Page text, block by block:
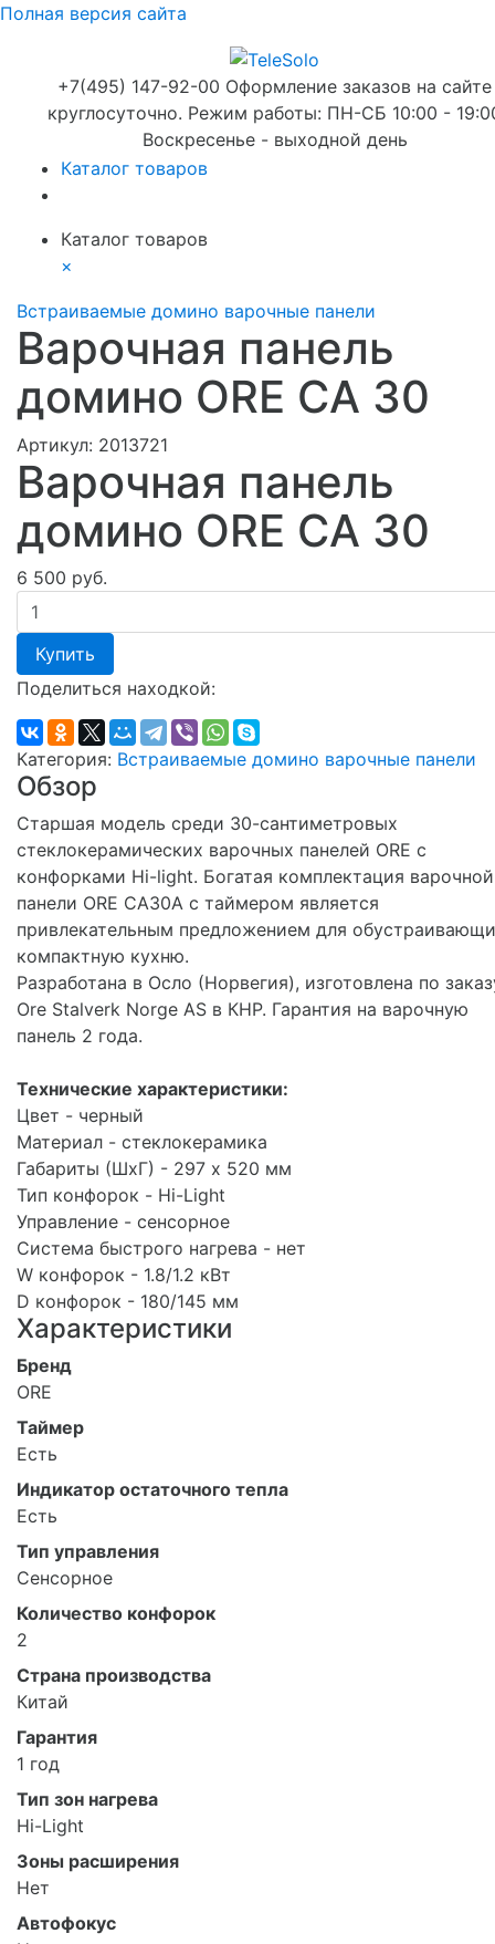
Полная версия сайта
+7(495) 147-92-00 Оформление заказов на сайте
круглосуточно. Режим работы: ПН-СБ 10:00 -
Воскресенье - выходной день
Каталог товаров
Каталог товаров
×
Встраиваемые домино варочные панели
Варочная панель
домино ORE CA 30
Артикул: 2013721
Варочная панель
домино ORE CA 30
6 500 руб.
Купить
Поделиться находкой:
Категория: Встраиваемые домино варочные панели
Обзор
Старшая модель среди 30-сантиметровых
стеклокерамических варочных панелей ORE с
конфорками Hi-light. Богатая комплектация варочной
панели ORE CA30A с таймером является
привлекательным предложением для
компактную кухню.
Разработана в Осло (Норвегия), изготовлена по
Ore Stalverk Norge AS в КНР. Гарантия на варочную
панель 2 года.
Технические характеристики:
Цвет - черный
Материал - стеклокерамика
Габариты (ШхГ) - 297 х 520 мм
Тип конфорок - Hi-Light
Управление - сенсорное
Система быстрого нагрева - нет
W конфорок - 1.8/1.2 кВт
D конфорок - 180/145 мм
Характеристики
Бренд
ORE
Таймер
Есть
Индикатор остаточного тепла
Есть
Тип управления
Сенсорное
Количество конфорок
2
Страна производства
Китай
Гарантия
1 год
Тип зон нагрева
Hi-Light
Зоны расширения
Нет
Автофокус